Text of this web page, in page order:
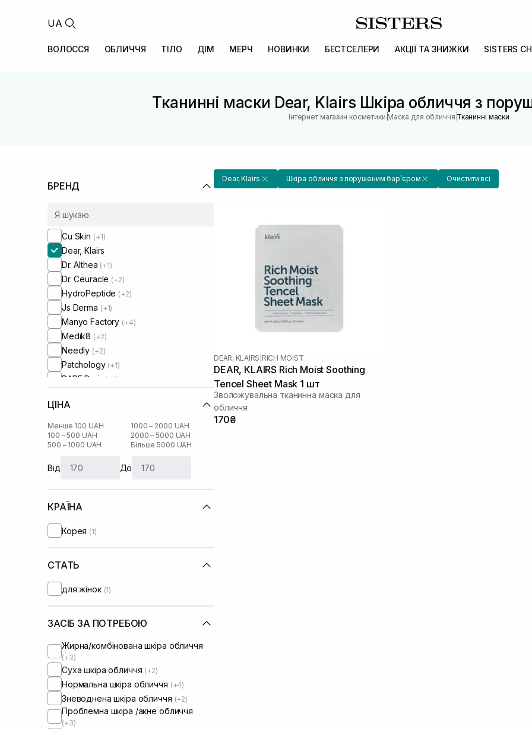
UA
ВОЛОССЯ ОБЛИЧЧЯ ТІЛО ДІМ МЕРЧ НОВИНКИ БЕСТСЕЛЕРИ АКЦІЇ ТА ЗНИЖКИ SISTERS
Тканинні маски Dear, Klairs Шкіра обличчя з
Інтернет магазин косметики |Маска для обличчя |Тканинні маски
БРЕНД
Cu Skin (+1)
Dear, Klairs
Dr. Althea (+1)
Dr. Ceuracle (+2)
HydroPeptide (+2)
Js Derma (+1)
Manyo Factory (+4)
Medik8 (+2)
Needly (+2)
Patchology (+1)
RARE Paris (+7)
Rejuran
Round Lab
Skin1004
UIQ(+2)
Usolab
ЦІНА
Менше 100 UAH
100 – 500 UAH
500 – 1000 UAH
1000 – 2000 UAH
2000 – 5000 UAH
Більше 5000 UAH
Від До
КРАЇНА
Корея (1)
СТАТЬ
для жінок (1)
ЗАСІБ ЗА ПОТРЕБОЮ
Жирна/комбінована шкіра обличчя
(+3)
Суха шкіра обличчя (+2)
Нормальна шкіра обличчя (+4)
Зневоднена шкіра обличчя (+2)
Проблемна шкіра /акне обличчя
(+3)
Dear, Klairs Шкіра обличчя з порушеним барʼєром Очистити всі
DEAR, KLAIRS RICH MOIST
DEAR, KLAIRS Rich Moist Soothing
Tencel Sheet Mask 1 шт
Зволожувальна тканинна маска для
обличчя
170₴